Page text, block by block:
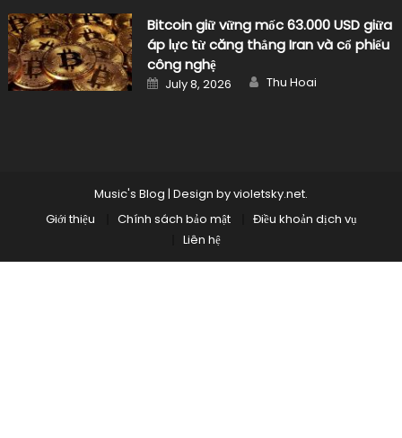
công nghệ
Posted
on
July 8, 2026 Author
Thu Hoai
Liên hệ